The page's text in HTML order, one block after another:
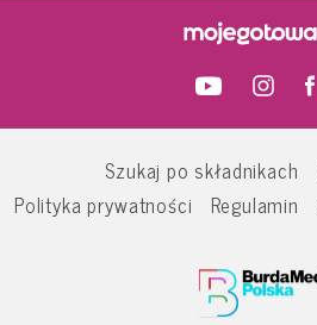
Szukaj po składnikach
Polityka prywatności
Regulamin